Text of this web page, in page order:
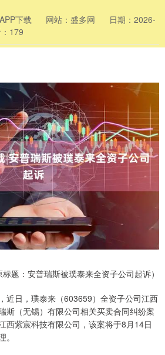
下载 网站：盛多网
日期：2026-
179
标题：安普瑞斯被璞泰来全资子公司起诉）
近日，璞泰来（603659）全资子公司江西
斯（无锡）有限公司相关买卖合同纠纷案
西紫宸科技有限公司，该案将于8月14日